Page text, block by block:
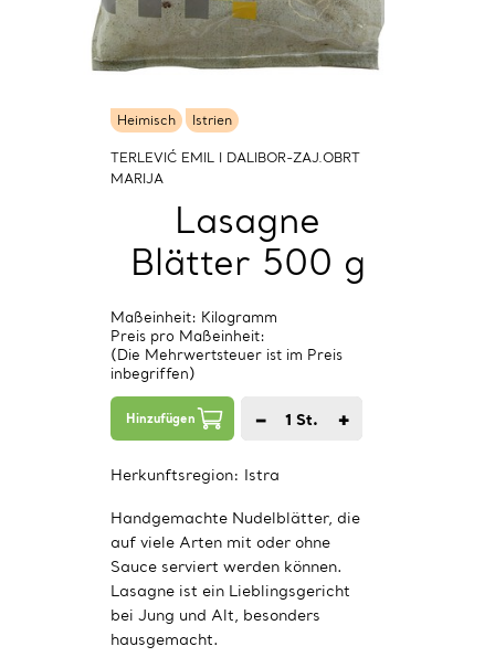
Heimisch Istrien
TERLEVIĆ EMIL I DALIBOR-ZAJ.OBRT
MARIJA
Lasagne
Blätter 500 g
Maßeinheit: Kilogramm
Preis pro Maßeinheit:
(Die Mehrwertsteuer ist im Preis
inbegriffen)
Hinzufügen − 1 St. +
Herkunftsregion: Istra
Handgemachte Nudelblätter, die
auf viele Arten mit oder ohne
Sauce serviert werden können.
Lasagne ist ein Lieblingsgericht
bei Jung und Alt, besonders
hausgemacht.